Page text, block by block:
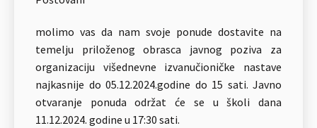
molimo vas da nam svoje ponude dostavite na
temelju priloženog obrasca javnog poziva za
organizaciju višednevne izvanučioničke nastave
najkasnije do 05.12.2024.godine do 15 sati. Javno
otvaranje ponuda održat će se u školi dana
11.12.2024. godine u 17:30 sati.